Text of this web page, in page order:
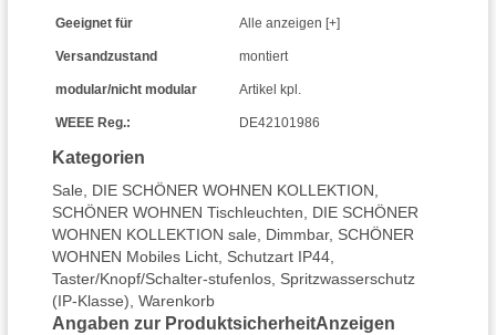
Kategorien
Sale, DIE SCHÖNER WOHNEN KOLLEKTION,
SCHÖNER WOHNEN Tischleuchten, DIE SCHÖNER
WOHNEN KOLLEKTION sale, Dimmbar, SCHÖNER
WOHNEN Mobiles Licht, Schutzart IP44,
Taster/Knopf/Schalter-stufenlos, Spritzwasserschutz
(IP-Klasse), Warenkorb
Angaben zur ProduktsicherheitAnzeigen
Geeignet für Alle anzeigen [+]
Versandzustand montiert
modular/nicht modular Artikel kpl.
WEEE Reg.: DE42101986